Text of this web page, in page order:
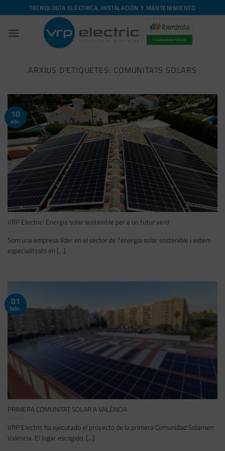
to
content
TECNOLOGÍA ELÉCTRICA, INSTALACIÓN Y MANTENIMIENTO
ARXIUS D'ETIQUETES: COMUNITATS SOLARS
VRP Electric: Energia solar sostenible per a un futur verd
Som una empresa líder en el sector de l'energia solar sostenible i estem
especialitzats en [...]
10
abr.
PRIMERA COMUNITAT SOLAR A VALÈNCIA
VRP Electric ha ejecutado el proyecto de la primera Comunidad Solarnen
Valencia. El lugar escogido, [...]
01
febr.